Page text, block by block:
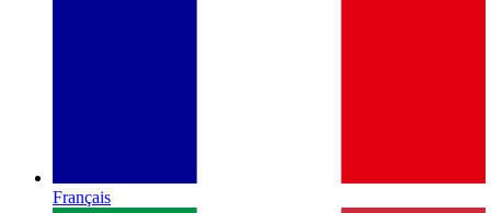
Français